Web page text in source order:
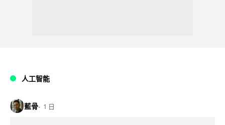
人工智能
藍骨 1 日